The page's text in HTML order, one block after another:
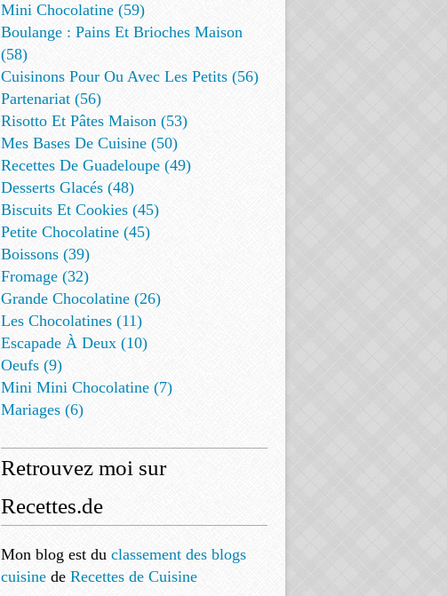
Mini Chocolatine (59)
Boulange : Pains Et Brioches Maison
(58)
Cuisinons Pour Ou Avec Les Petits (56)
Partenariat (56)
Risotto Et Pâtes Maison (53)
Mes Bases De Cuisine (50)
Recettes De Guadeloupe (49)
Desserts Glacés (48)
Biscuits Et Cookies (45)
Petite Chocolatine (45)
Boissons (39)
Fromage (32)
Grande Chocolatine (26)
Les Chocolatines (11)
Escapade À Deux (10)
Oeufs (9)
Mini Mini Chocolatine (7)
Mariages (6)
Retrouvez moi sur
Recettes.de
Mon blog est du classement des blogs
cuisine de Recettes de Cuisine